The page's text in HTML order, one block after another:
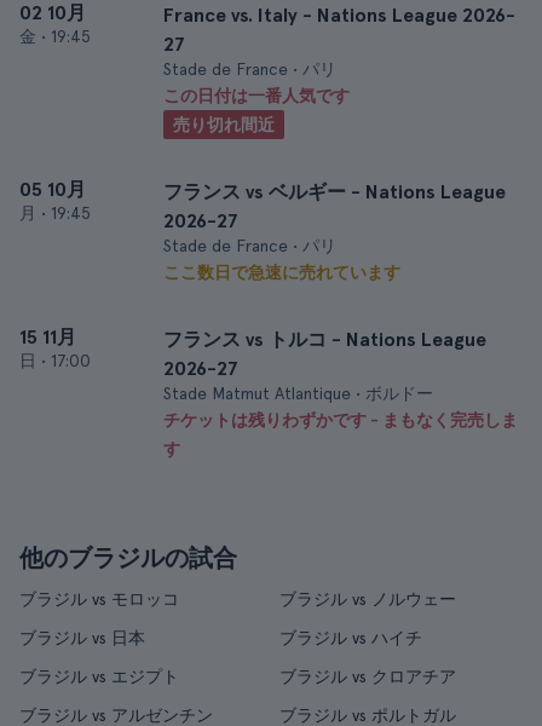
02 10月
金 • 19:45
France vs. Italy - Nations League 2026-
27
Stade de France • パリ
この日付は一番人気です
売り切れ間近
05 10月
月 • 19:45
フランス vs ベルギー - Nations League
2026-27
Stade de France • パリ
ここ数日で急速に売れています
15 11月
日 • 17:00
フランス vs トルコ - Nations League
2026-27
Stade Matmut Atlantique • ボルドー
チケットは残りわずかです - まもなく完売しま
す
他のブラジルの試合
ブラジル vs モロッコ
ブラジル vs ノルウェー
ブラジル vs 日本
ブラジル vs ハイチ
ブラジル vs エジプト
ブラジル vs クロアチア
ブラジル vs アルゼンチン
ブラジル vs ポルトガル